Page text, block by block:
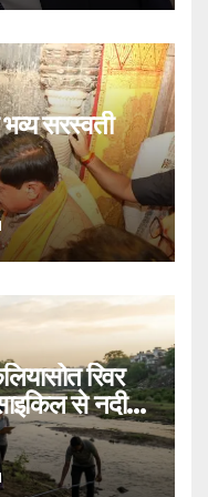
सरस्वती
रिवर
से नदी